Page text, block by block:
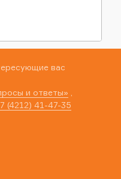
вас
и ответы»
(4212) 41-47-35